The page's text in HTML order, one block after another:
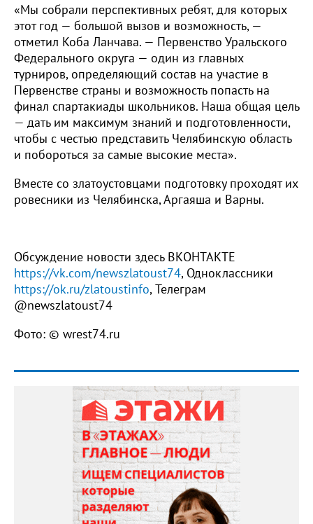
«Мы собрали перспективных ребят, для которых
этот год — большой вызов и возможность, —
отметил Коба Ланчава. — Первенство Уральского
Федерального округа — один из главных
турниров, определяющий состав на участие в
Первенстве страны и возможность попасть на
финал спартакиады школьников. Наша общая цель
— дать им максимум знаний и подготовленности,
чтобы с честью представить Челябинскую область
и побороться за самые высокие места».
Вместе со златоустовцами подготовку проходят их
ровесники из Челябинска, Аргаяша и Варны.
Обсуждение новости здесь ВКОНТАКТЕ
https://vk.com/newszlatoust74, Одноклассники
https://ok.ru/zlatoustinfo, Телеграм
@newszlatoust74
Фото: © wrest74.ru